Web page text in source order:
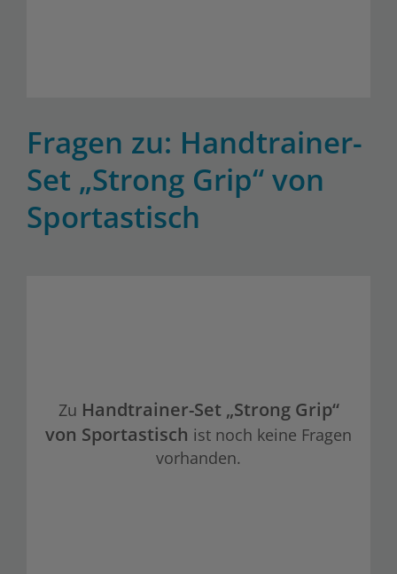
Fragen zu: Handtrainer-
Set „Strong Grip“ von
Sportastisch
Zu Handtrainer-Set „Strong Grip“
von Sportastisch ist noch keine Fragen
vorhanden.